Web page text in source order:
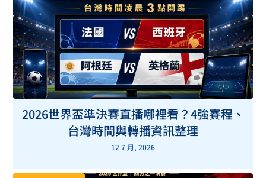
2026世界盃準決賽直播哪裡看？4強賽程、
台灣時間與轉播資訊整理
12 7 月, 2026